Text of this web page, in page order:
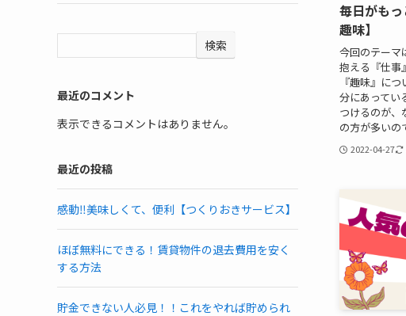
毎日がも
趣味】
今回のテーマ
抱える『仕事
『趣味』に
分にあってい
つけるのが、
の方が多いの
2022-04-27
検索
最近のコメント
表示できるコメントはありません。
最近の投稿
感動‼️美味しくて、便利【つくりおきサービス】
ほぼ無料にできる！賃貸物件の退去費用を安く
する方法
貯金できない人必見！！これをやれば貯められ